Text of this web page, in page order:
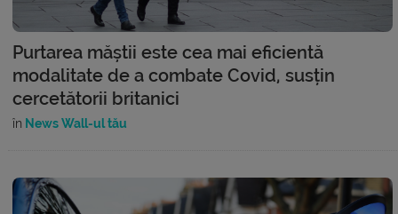
Purtarea măștii este cea mai eficientă
modalitate de a combate Covid, susțin
cercetătorii britanici
în News Wall-ul tău